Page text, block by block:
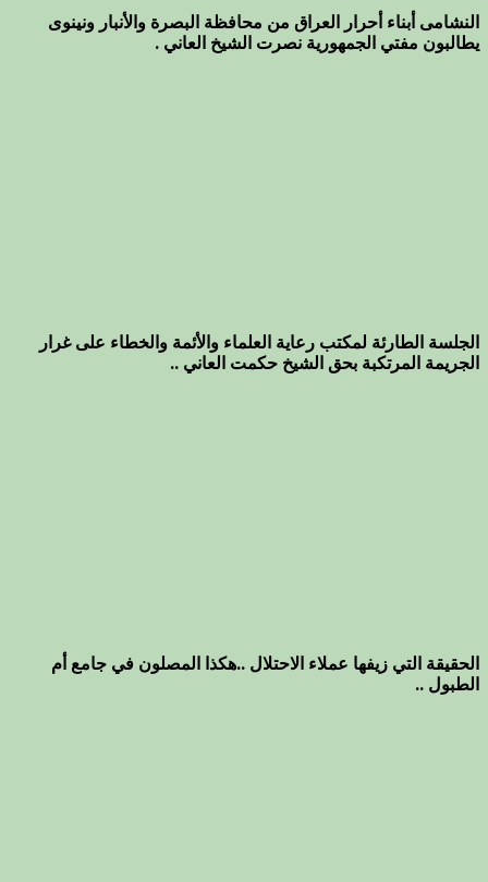
النشامى أبناء أحرار العراق من محافظة البصرة والأنبار ونينوى
يطالبون مفتي الجمهورية نصرت الشيخ العاني .
الجلسة الطارئة لمكتب رعاية العلماء والأئمة والخطاء على غرار
الجريمة المرتكبة بحق الشيخ حكمت العاني ..
الحقيقة التي زيفها عملاء الاحتلال ..هكذا المصلون في جامع أم
الطبول ..